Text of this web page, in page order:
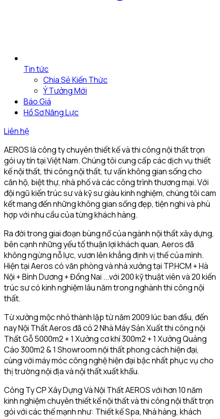
Tin tức
Chia Sẻ Kiến Thức
Ý Tưởng Mới
Báo Giá
Hồ Sơ Năng Lực
Liên hệ
AEROS là công ty chuyên thiết kế và thi công nội thất trọn
gói uy tín tại Việt Nam. Chúng tôi cung cấp các dịch vụ thiết
kế nội thất, thi công nội thất, tư vấn không gian sống cho
căn hộ, biệt thự, nhà phố và các công trình thương mại. Với
đội ngũ kiến trúc sư và kỹ sư giàu kinh nghiệm, chúng tôi cam
kết mang đến những không gian sống đẹp, tiện nghi và phù
hợp với nhu cầu của từng khách hàng.
Ra đời trong giai đoạn bùng nổ của ngành nội thất xây dựng,
bên cạnh những yếu tố thuận lợi khách quan, Aeros đã
không ngừng nỗ lực, vươn lên khẳng định vị thế của mình.
Hiện tại Aeros có văn phòng và nhà xưởng tại TP.HCM + Hà
Nội + Bình Dương + Đồng Nai ...với 200 kỹ thuật viên và 20 kiến
trúc sư có kinh nghiệm lâu năm trong nghành thi công nội
thất.
Từ xưởng mộc nhỏ thành lập từ năm 2009 lúc ban đầu, đến
nay Nội Thất Aeros đã có 2 Nhà Máy Sản Xuất thi công nội
Thất Gỗ 5000m2 + 1 Xưởng cơ khí 300m2 + 1 Xưởng Quảng
Cáo 300m2 & 1 Showroom nội thất phong cách hiện đại,
cùng với máy móc công nghệ hiện đại bậc nhất phục vụ cho
thị trường nội địa và nội thất xuất khẩu.
Công Ty CP Xây Dựng Và Nội Thất AEROS với hơn 10 năm
kinh nghiệm chuyên thiết kế nội thất và thi công nội thất trọn
gói với các thế mạnh như: Thiết kế Spa, Nhà hàng, khách